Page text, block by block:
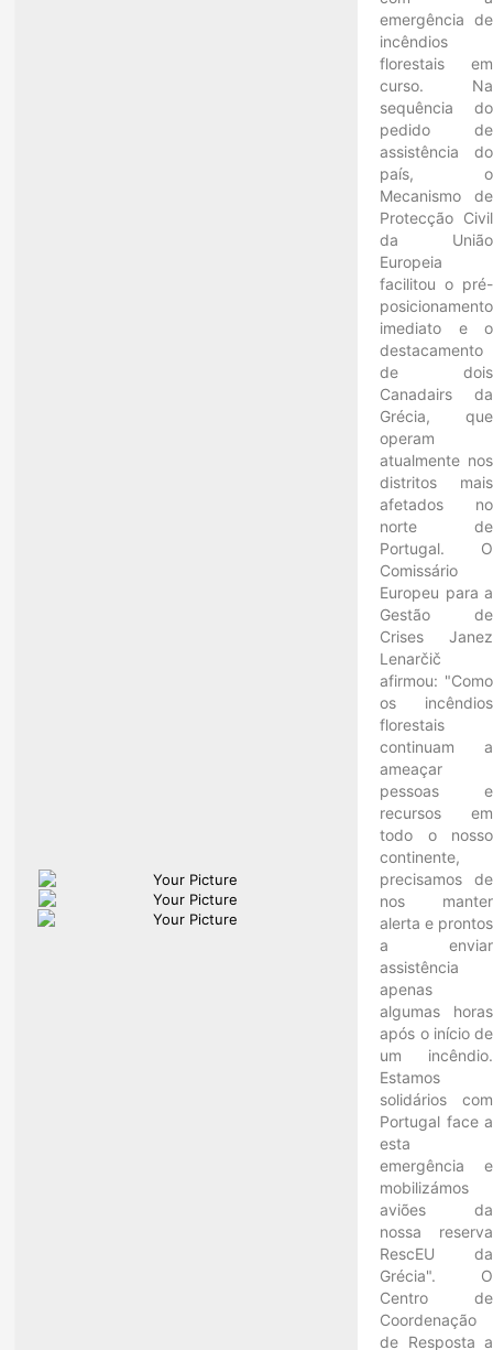
emergência de
incêndios
florestais em
curso. Na
sequência do
pedido de
assistência do
país, o
Mecanismo de
Protecção Civil
da União
Europeia
facilitou o pré-
posicionamento
imediato e o
destacamento
de dois
Canadairs da
Grécia, que
operam
atualmente nos
distritos mais
afetados no
norte de
Portugal. O
Comissário
Europeu para a
Gestão de
Crises Janez
Lenarčič
afirmou: "Como
os incêndios
florestais
continuam a
ameaçar
pessoas e
recursos em
todo o nosso
continente,
precisamos de
nos manter
alerta e prontos
a enviar
assistência
apenas
algumas horas
após o início de
um incêndio.
Estamos
solidários com
Portugal face a
esta
emergência e
mobilizámos
aviões da
nossa reserva
RescEU da
Grécia". O
Centro de
Coordenação
de Resposta a